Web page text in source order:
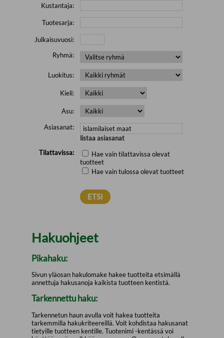
Kustantaja:
Tuotesarja:
Julkaisuvuosi:
Ryhmä:
Luokitus:
Kieli:
Asu:
Asiasanat:
listaa asiasanat
Tilattavissa:
Hae vain tilattavissa olevat
tuotteet
Hae vain tulossa olevat tuotteet
Hakuohjeet
Pikahaku:
Sivun yläosan hakulomake hakee tuotteita etsimällä
annettuja hakusanoja kaikista tuotteen kentistä.
Tarkennettu haku:
Tarkennetun haun avulla voit hakea tuotteita
tarkemmilla hakukriteereillä. Voit kohdistaa hakusanat
tietyille tuotteen kentille. Tuotenimi -kentässä voi